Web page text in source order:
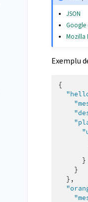
JSON
Google
Mozilla
Exemplu
{
}
}
},